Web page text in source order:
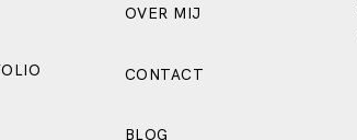
OVER MIJ
CONTACT
BLOG